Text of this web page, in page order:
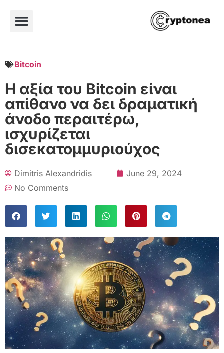
Bitcoin
Η αξία του Bitcoin είναι
απίθανο να δει δραματική
άνοδο περαιτέρω,
ισχυρίζεται
δισεκατομμυριούχος
Dimitris Alexandridis
June 29, 2024
No Comments